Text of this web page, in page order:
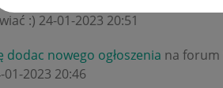
:) ‎24-01-2023 20:51
dodac nowego ogłoszenia na forum
01-2023 20:46